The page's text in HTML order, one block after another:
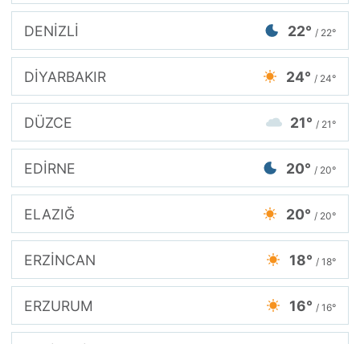
DENİZLİ 22° / 22°
DİYARBAKIR 24° / 24°
DÜZCE 21° / 21°
EDİRNE 20° / 20°
ELAZIĞ 20° / 20°
ERZİNCAN 18° / 18°
ERZURUM 16° / 16°